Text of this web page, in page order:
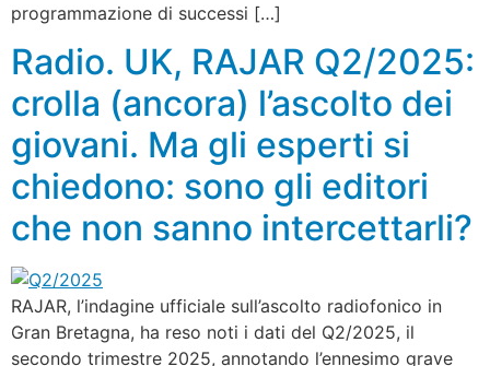
programmazione di successi […]
Radio. UK, RAJAR Q2/2025:
crolla (ancora) l’ascolto dei
giovani. Ma gli esperti si
chiedono: sono gli editori
che non sanno intercettarli?
RAJAR, l’indagine ufficiale sull’ascolto radiofonico in
Gran Bretagna, ha reso noti i dati del Q2/2025, il
secondo trimestre 2025, annotando l’ennesimo grave